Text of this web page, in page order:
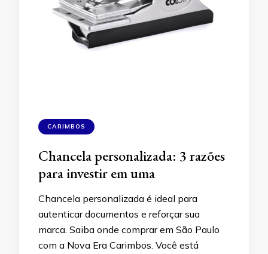
CARIMBOS
Chancela personalizada: 3 razões
para investir em uma
Chancela personalizada é ideal para
autenticar documentos e reforçar sua
marca. Saiba onde comprar em São Paulo
com a Nova Era Carimbos. Você está